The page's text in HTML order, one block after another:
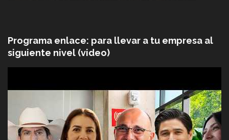
Programa enlace: para llevar a tu empresa al
siguiente nivel (video)